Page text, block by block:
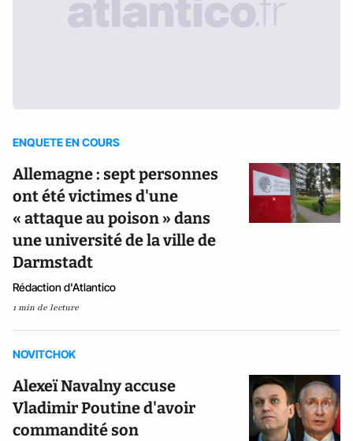
ENQUETE EN COURS
Allemagne : sept personnes
ont été victimes d'une
« attaque au poison » dans
une université de la ville de
Darmstadt
Rédaction d'Atlantico
1 min de lecture
NOVITCHOK
Alexeï Navalny accuse
Vladimir Poutine d'avoir
commandité son